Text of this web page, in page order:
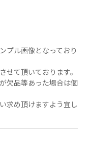
プル画像となっており
せて頂いております。
欠品等あった場合は個
求め頂けますよう宜し